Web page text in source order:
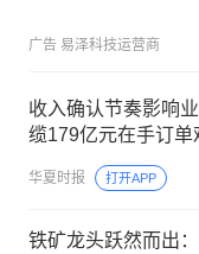
广告 易泽科技运营商
收入确认节奏影响
缆179亿元在手订单
华夏时报 打开APP
铁矿龙头跃然而出